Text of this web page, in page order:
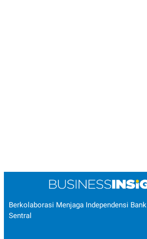
Berkolaborasi Menjaga Independensi Bank
Sentral